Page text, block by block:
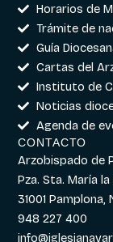
Horarios de
Trámite de
Guía
Cartas del
Instituto de
Noticias
Agenda de
CONTACTO
Arzobispado de
Pza. Sta. María la
31001 Pamplona,
948 227 400